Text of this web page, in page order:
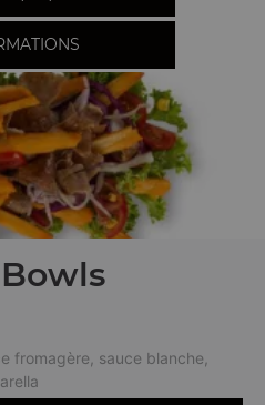
fromagère, sauce blanche,